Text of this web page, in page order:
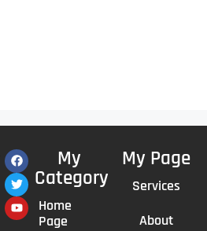
My
Category
Home
Page
My Page
Services
About